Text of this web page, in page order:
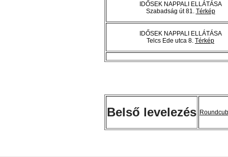
IDŐSEK NAPPALI ELLÁTÁSA
Szabadság út 81. Térkép
IDŐSEK NAPPALI ELLÁTÁSA
Telcs Ede utca 8. Térkép
Belső levelezés